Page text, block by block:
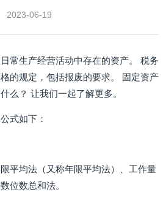
2023-06-19
常生产经营活动中存在的资产。 税务
的规定，包括报废的要求。 固定资产
么？ 让我们一起了解更多。
式如下：
平均法（又称年限平均法）、工作量
位数总和法。